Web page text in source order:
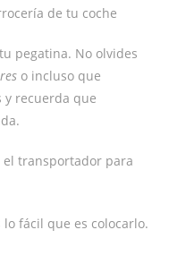
de tu coche
pegatina. No olvides
o incluso que
y recuerda que
el transportador para
fácil que es colocarlo.